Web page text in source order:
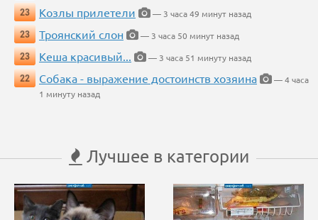
23
Козлы прилетели
— 3 часа 49 минут назад
23
Троянский слон
— 3 часа 50 минут назад
23
Кеша красивый...
— 3 часа 51 минуту назад
22
Собака - выражение достоинств хозяина
— 4 часа
1 минуту назад
Лучшее в категории